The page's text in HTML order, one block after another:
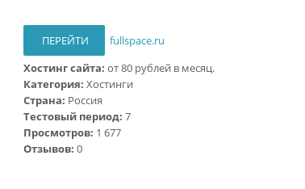
ПЕРЕЙТИ
fullspace.ru
Хостинг сайта: от 80 рублей в месяц.
Категория: Хостинги
Страна: Россия
Тестовый период: 7
Просмотров: 1 677
Отзывов: 0